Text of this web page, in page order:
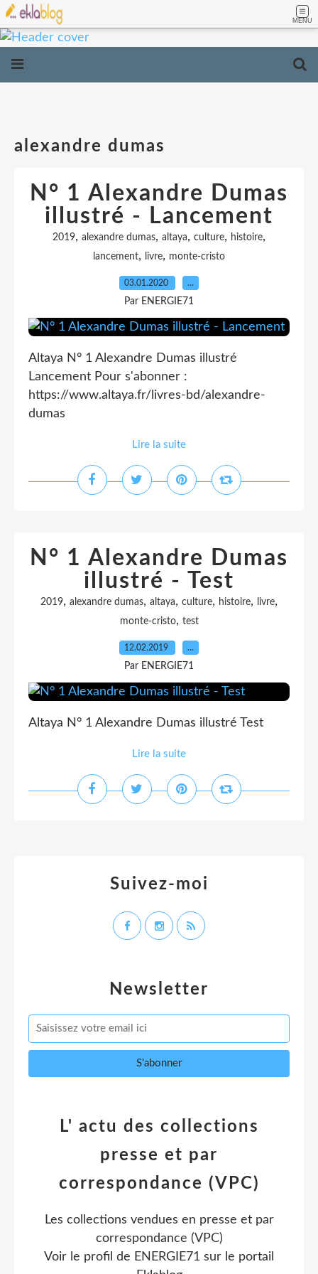
MENU
alexandre dumas
N° 1 Alexandre Dumas
illustré - Lancement
2019, alexandre dumas, altaya, culture, histoire,
lancement, livre, monte-cristo
03.01.2020 …
Par ENERGIE71
Altaya N° 1 Alexandre Dumas illustré
Lancement Pour s'abonner :
https://www.altaya.fr/livres-bd/alexandre-
dumas
Lire la suite
N° 1 Alexandre Dumas
illustré - Test
2019, alexandre dumas, altaya, culture, histoire, livre,
monte-cristo, test
12.02.2019 …
Par ENERGIE71
Altaya N° 1 Alexandre Dumas illustré Test
Lire la suite
Newsletter
L' actu des collections
presse et par
correspondance (VPC)
Les collections vendues en presse et par
correspondance (VPC)
Voir le profil de ENERGIE71 sur le portail
Suivez-moi